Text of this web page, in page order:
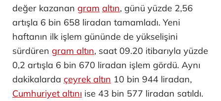
değer kazanan gram altın, günü yüzde 2,56
artışla 6 bin 658 liradan tamamladı. Yeni
haftanın ilk işlem gününde de yükselişini
sürdüren gram altın, saat 09.20 itibarıyla yüzde
0,2 artışla 6 bin 670 liradan işlem gördü. Aynı
dakikalarda çeyrek altın 10 bin 944 liradan,
Cumhuriyet altını ise 43 bin 577 liradan satıldı.